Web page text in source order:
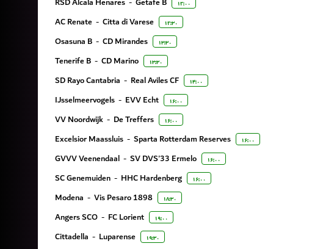
۱۲:۰۰
AC Renate - Citta di Varese ۱۲:۳۰
Osasuna B - CD Mirandes ۱۳:۳۰
Tenerife B - CD Marino ۱۳:۳۰
SD Rayo Cantabria - Real Aviles CF ۱۴:۰۰
IJsselmeervogels - EVV Echt ۱۶:۰۰
VV Noordwijk - De Treffers ۱۶:۰۰
Excelsior Maassluis - Sparta Rotterdam Reserves ۱۶:۰۰
GVVV Veenendaal - SV DVS'33 Ermelo ۱۶:۰۰
SC Genemuiden - HHC Hardenberg ۱۶:۰۰
Modena - Vis Pesaro 1898 ۱۸:۳۰
Angers SCO - FC Lorient ۱۹:۰۰
Cittadella - Luparense ۱۹:۳۰